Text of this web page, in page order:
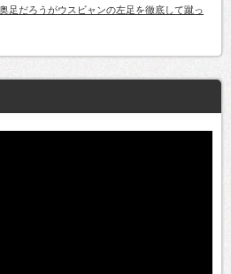
足だろうがウスビャンの左足を徹底して蹴っ